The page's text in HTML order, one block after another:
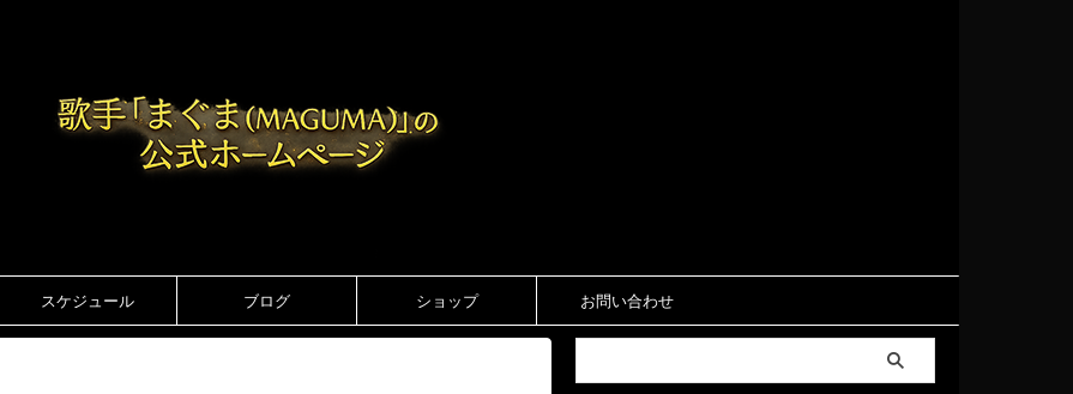
スケジュール ブログ ショップ お問い合わせ